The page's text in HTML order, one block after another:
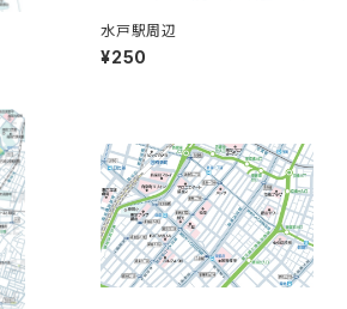
水戸駅周辺
¥250